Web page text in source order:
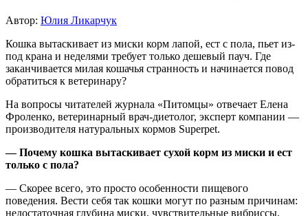
Автор: Юлия Ликарчук
Кошка вытаскивает из миски корм лапой, ест с пола, пьет из-
под крана и неделями требует только дешевый пауч. Где
заканчивается милая кошачья странность и начинается повод
обратиться к ветеринару?
На вопросы читателей журнала «Питомцы» отвечает Елена
Фроленко, ветеринарный врач-диетолог, эксперт компании —
производителя натуральных кормов Superpet.
— Почему кошка вытаскивает сухой корм из миски и ест
только с пола?
— Скорее всего, это просто особенности пищевого
поведения. Вести себя так кошки могут по разным причинам:
недостаточная глубина миски, чувствительные вибриссы,